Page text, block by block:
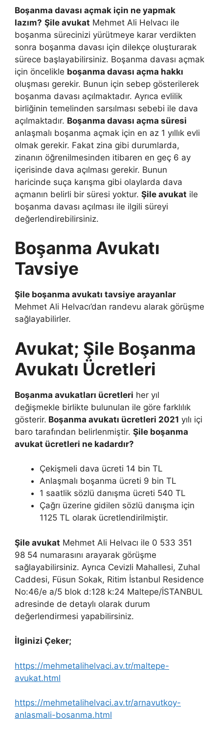
Boşanma davası açmak için ne yapmak
lazım? Şile avukat Mehmet Ali Helvacı ile
boşanma sürecinizi yürütmeye karar verdikten
sonra boşanma davası için dilekçe oluşturarak
sürece başlayabilirsiniz. Boşanma davası açmak
için öncelikle boşanma davası açma hakkı
oluşması gerekir. Bunun için sebep gösterilerek
boşanma davası açılmaktadır. Ayrıca evlilik
birliğinin temelinden sarsılması sebebi ile dava
açılmaktadır. Boşanma davası açma süresi
anlaşmalı boşanma açmak için en az 1 yıllık evli
olmak gerekir. Fakat zina gibi durumlarda,
zinanın öğrenilmesinden itibaren en geç 6 ay
içerisinde dava açılması gerekir. Bunun
haricinde suça karışma gibi olaylarda dava
açmanın belirli bir süresi yoktur. Şile avukat ile
boşanma davası açılması ile ilgili süreyi
değerlendirebilirsiniz.
Boşanma Avukatı
Tavsiye
Şile boşanma avukatı tavsiye arayanlar
Mehmet Ali Helvacı’dan randevu alarak görüşme
sağlayabilirler.
Avukat; Şile Boşanma
Avukatı Ücretleri
Boşanma avukatları ücretleri her yıl
değişmekle birlikte bulunulan ile göre farklılık
gösterir. Boşanma avukatı ücretleri 2021 yılı içi
baro tarafından belirlenmiştir. Şile boşanma
avukat ücretleri ne kadardır?
Çekişmeli dava ücreti 14 bin TL
Anlaşmalı boşanma ücreti 9 bin TL
1 saatlik sözlü danışma ücreti 540 TL
Çağrı üzerine gidilen sözlü danışma için
1125 TL olarak ücretlendirilmiştir.
Şile avukat Mehmet Ali Helvacı ile 0 533 351
98 54 numarasını arayarak görüşme
sağlayabilirsiniz. Ayrıca Cevizli Mahallesi, Zuhal
Caddesi, Füsun Sokak, Ritim İstanbul Residence
No:46/e a/5 blok d:128 k:24 Maltepe/İSTANBUL
adresinde de detaylı olarak durum
değerlendirmesi yapabilirsiniz.
İlginizi Çeker;
https://mehmetalihelvaci.av.tr/maltepe-
avukat.html
https://mehmetalihelvaci.av.tr/arnavutkoy-
anlasmali-bosanma.html